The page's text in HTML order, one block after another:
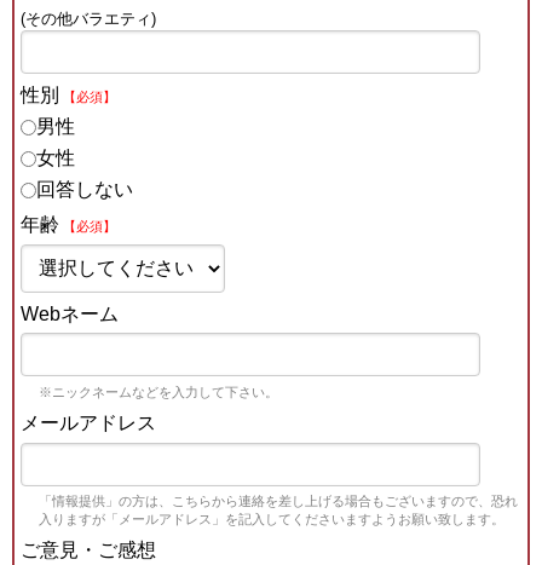
(その他バラエティ)
性別 【必須】
男性
女性
回答しない
年齢
【必須】
Webネーム
※ニックネームなどを入力して下さい。
メールアドレス
「情報提供」の方は、こちらから連絡を差し上げる場合もございますので、恐れ
入りますが「メールアドレス」を記入してくださいますようお願い致します。
ご意見・ご感想